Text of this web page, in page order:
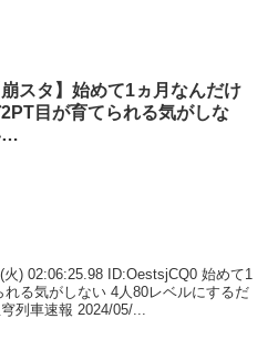
崩スタ】始めて1ヵ月なんだけ
2PT目が育てられる気がしな
…
) 02:06:25.98 ID:OestsjCQ0 始めて1
る気がしない 4人80レベルにするだ
列車速報 2024/05/...